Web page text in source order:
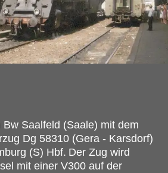
Saalfeld (Saale) mit dem
Dg 58310 (Gera - Karsdorf)
(S) Hbf. Der Zug wird
mit einer V300 auf der